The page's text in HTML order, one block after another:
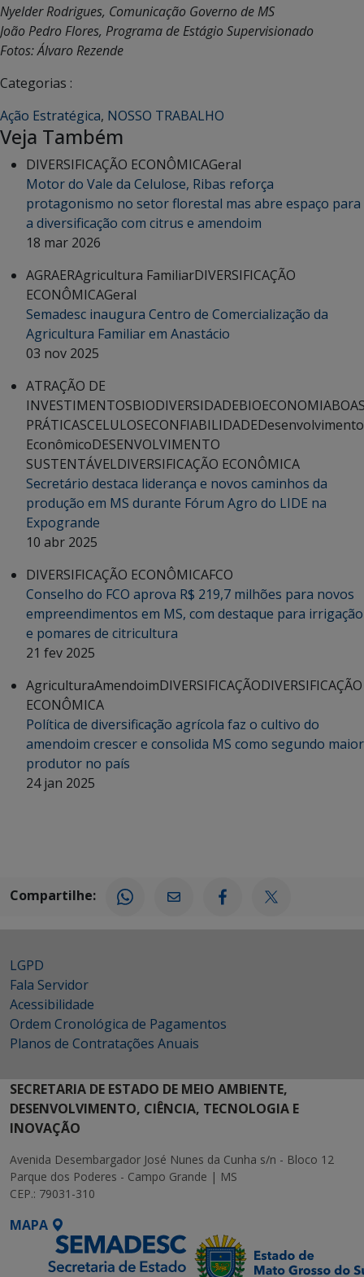
Nyelder Rodrigues, Comunicação Governo de MS
João Pedro Flores, Programa de Estágio Supervisionado
Fotos: Álvaro Rezende
Categorias :
Ação Estratégica, NOSSO TRABALHO
Veja Também
DIVERSIFICAÇÃO ECONÔMICAGeral
Motor do Vale da Celulose, Ribas reforça
protagonismo no setor florestal mas abre espaço para
a diversificação com citrus e amendoim
18 mar 2026
AGRAERAgricultura FamiliarDIVERSIFICAÇÃO
ECONÔMICAGeral
Semadesc inaugura Centro de Comercialização da
Agricultura Familiar em Anastácio
03 nov 2025
ATRAÇÃO DE
INVESTIMENTOSBIODIVERSIDADEBIOECONOMIA
PRÁTICASCELULOSECONFIABILIDADEDesenvolvimento
EconômicoDESENVOLVIMENTO
SUSTENTÁVELDIVERSIFICAÇÃO ECONÔMICA
Secretário destaca liderança e novos caminhos da
produção em MS durante Fórum Agro do LIDE na
Expogrande
10 abr 2025
DIVERSIFICAÇÃO ECONÔMICAFCO
Conselho do FCO aprova R$ 219,7 milhões para novos
empreendimentos em MS, com destaque para irrigação
e pomares de citricultura
21 fev 2025
AgriculturaAmendoimDIVERSIFICAÇÃODIVERSIFICAÇÃO
ECONÔMICA
Política de diversificação agrícola faz o cultivo do
amendoim crescer e consolida MS como segundo maior
produtor no país
24 jan 2025
Compartilhe:
LGPD
Fala Servidor
Acessibilidade
Ordem Cronológica de Pagamentos
Planos de Contratações Anuais
SECRETARIA DE ESTADO DE MEIO AMBIENTE,
DESENVOLVIMENTO, CIÊNCIA, TECNOLOGIA E
INOVAÇÃO
Avenida Desembargador José Nunes da Cunha s/n - Bloco 12
Parque dos Poderes - Campo Grande | MS
CEP.: 79031-310
MAPA